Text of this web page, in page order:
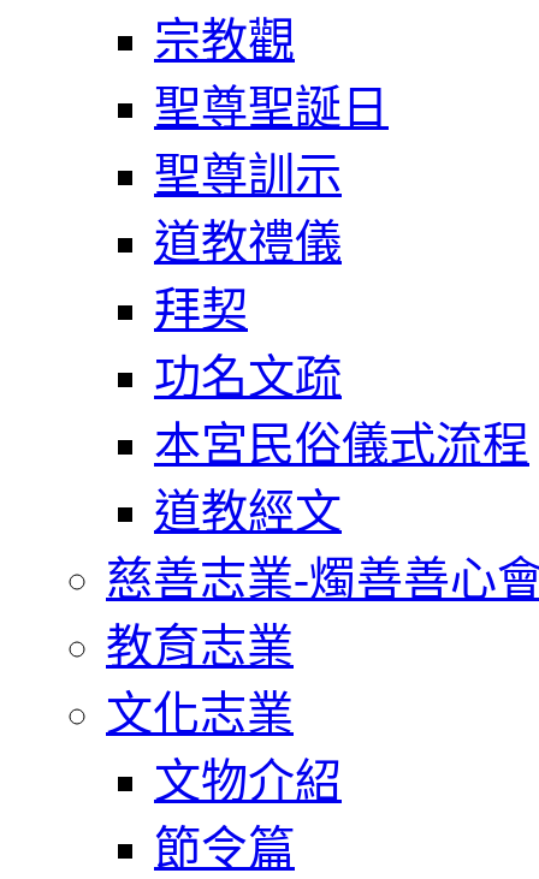
宗教觀
聖尊聖誕日
聖尊訓示
道教禮儀
拜契
功名文疏
本宮民俗儀式流程
道教經文
慈善志業-燭善善心
教育志業
文化志業
文物介紹
節令篇